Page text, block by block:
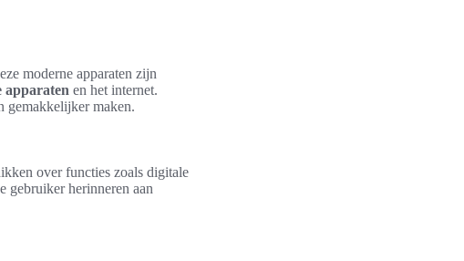
moderne apparaten zijn
apparaten en het internet.
gemakkelijker maken.
over functies zoals digitale
gebruiker herinneren aan